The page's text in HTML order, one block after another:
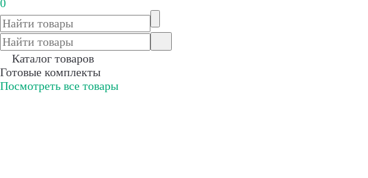
0
Каталог товаров
Готовые комплекты
Посмотреть все товары